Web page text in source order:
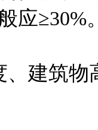
应≥30%
、建筑